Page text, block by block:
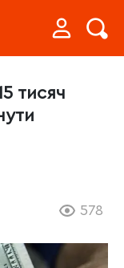
тисяч
578